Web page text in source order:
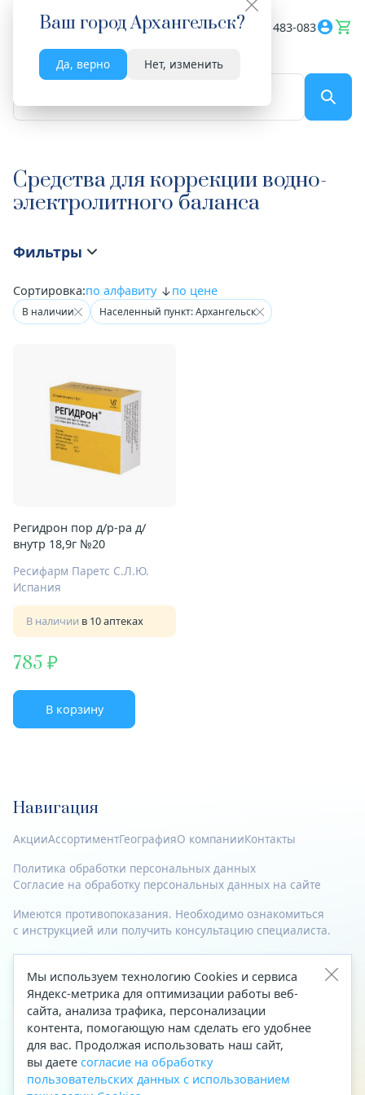
Ваш городАрхангельск?
Да, верно Нет, изменить
Весь сайт 8182 483-083
Средства для коррекции водно-
электролитного баланса
Фильтры
Сортировка:по алфавиту по цене
В наличии Населенный пункт: Архангельск
Регидрон пор д/р-ра д/
внутр 18,9г №20
Ресифарм Паретс С.Л.Ю.
Испания
В наличии в 10 аптеках
785
В корзину
Навигация
АкцииАссортиментГеографияО компанииКонтакты
Политика обработки персональных данных
Согласие на обработку персональных данных на сайте
Имеются противопоказания. Необходимо ознакомиться
с инструкцией или получить консультацию специалиста.
© 2023—2026 Все права защищены.
Адрес
Архангельск, ул. Папанина, д. 19 (вход в здание со стороны
автоцентра «Тойота»)
Приемная Генерального директора
Мы используем технологию Cookies и сервиса
Яндекс-метрика для оптимизации работы веб-
сайта, анализа трафика, персонализации
контента, помогающую нам сделать его удобнее
для вас. Продолжая использовать наш сайт,
вы даете согласие на обработку
пользовательских данных с использованием